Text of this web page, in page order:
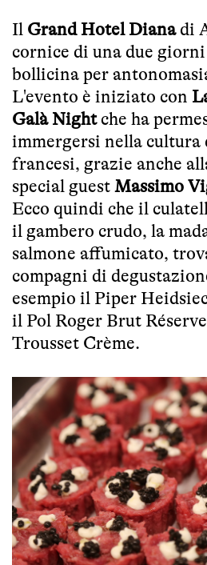
Il Grand Hotel Diana di
cornice di una due
bollicina per
L'evento è iniziato con
Galà Nightche ha
immergersi nella cultura
francesi, grazie anche
special guest Massimo
Ecco quindi che il
il gambero crudo, la
salmone affumicato,
compagni di
esempio il Piper
il Pol Roger Brut
Trousset Crème.